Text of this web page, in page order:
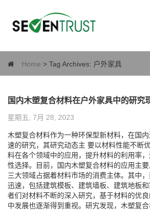
Home > Tag Archives: 户外家具
国内木塑复合材料在户外家具中的研究
星期五, 7月 28, 2023
木塑复合材料作为一种环保型新材料，在国
速的研究，其研究动态主 要以材料性能不断
料在各个领域中的应用，提升材料的利用率
性选择。目前，国内木塑复合材料的应用主
三大领域占据着材料市场的消费主体。其中
迅速，包括建筑模板、建筑墙板、建筑地板
者们对材料不断的深入研究，基于材料的优
中发展也逐渐得到重视。研宄发现，木塑复